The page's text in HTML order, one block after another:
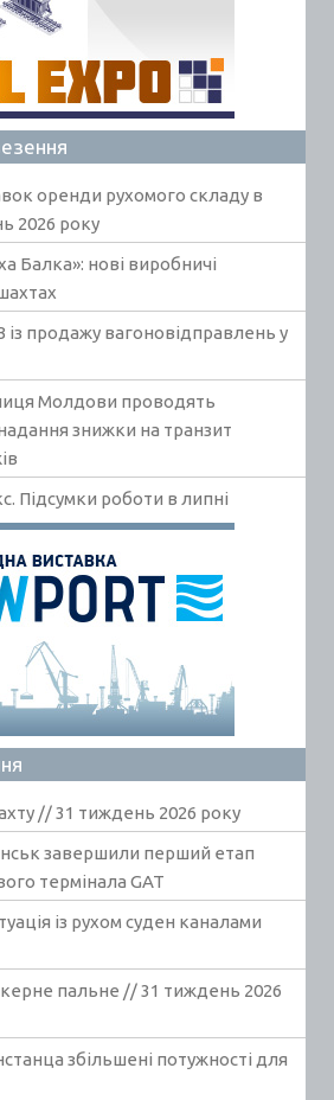
оренди рухомого складу в
2026 року
Балка»: нові виробничі
із продажу вагоновідправлень у
Молдови проводять
знижки на транзит
Підсумки роботи в липні
// 31 тиждень 2026 року
завершили перший етап
термінала GAT
із рухом суден каналами
пальне // 31 тиждень 2026
збільшені потужності для